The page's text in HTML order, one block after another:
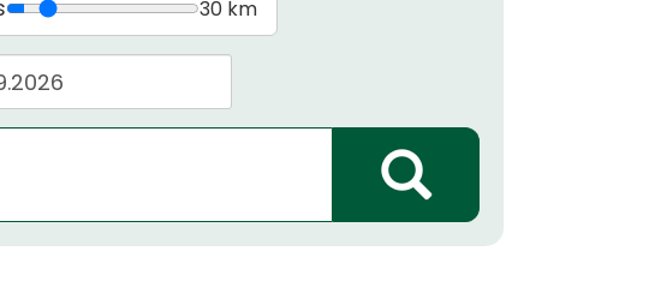
30 km